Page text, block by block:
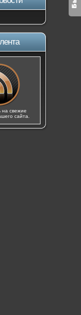
на свежие
сайта.